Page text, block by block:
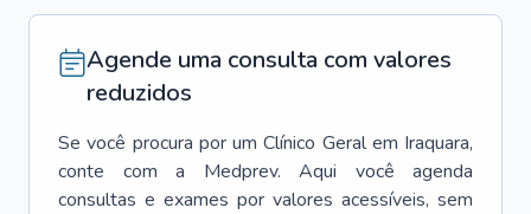
Agende uma consulta com valores
reduzidos
Se você procura por um Clínico Geral em Iraquara,
conte com a Medprev. Aqui você agenda
consultas e exames por valores acessíveis, sem